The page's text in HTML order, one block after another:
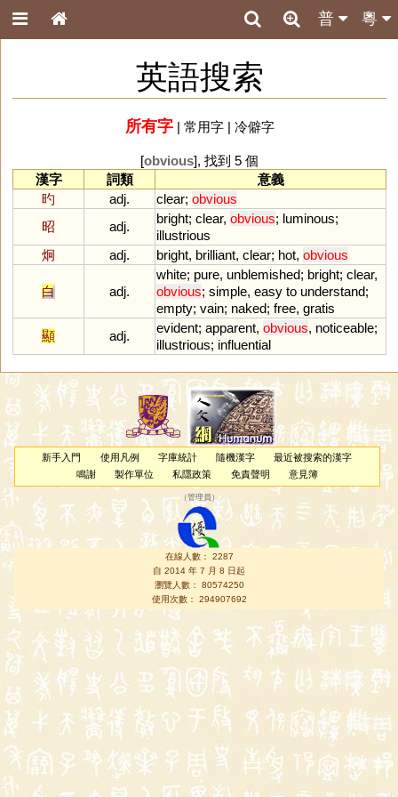
粵
普
英語搜索
所有字| 常用字| 冷僻字
[obvious], 找到 5 個
漢字
詞類
意義
旳
adj. clear; obvious
昭
adj.
bright; clear, obvious; luminous;
illustrious
炯
adj. bright, brilliant, clear; hot, obvious
白 adj.
white; pure, unblemished; bright; clear,
obvious; simple, easy to understand;
empty; vain; naked; free, gratis
顯
adj.
evident; apparent, obvious, noticeable;
illustrious; influential
新手入門 使用凡例 字庫統計 隨機漢字
最近被搜索的漢字
鳴謝
製作單位 私隱政策 免責聲明 意見簿
（管理員 ）
在線人數： 2287
自 2014 年 7 月 8 日起
瀏覽人數： 80574250
使用次數： 294907692